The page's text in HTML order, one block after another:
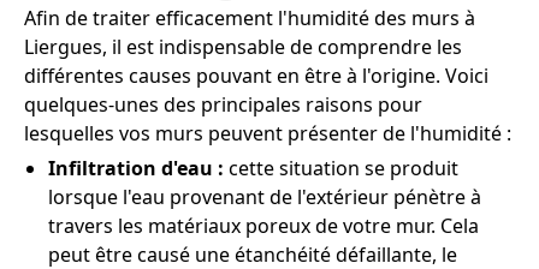
Afin de traiter efficacement l'humidité des murs à
Liergues, il est indispensable de comprendre les
différentes causes pouvant en être à l'origine. Voici
quelques-unes des principales raisons pour
lesquelles vos murs peuvent présenter de l'humidité :
Infiltration d'eau : cette situation se produit
lorsque l'eau provenant de l'extérieur pénètre à
travers les matériaux poreux de votre mur. Cela
peut être causé une étanchéité défaillante, le